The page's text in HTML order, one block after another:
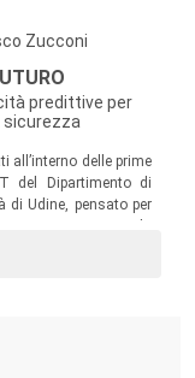
Zucconi
predittive per
sicurezza
all’interno delle prime
del Dipartimento di
di Udine, pensato per
rappresentativi